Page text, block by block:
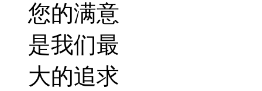
您的满意
是我们最
大的追求